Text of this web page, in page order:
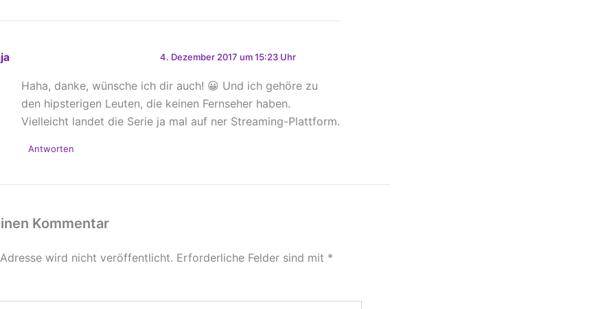
4. Dezember 2017 um 15:23 Uhr
Haha, danke, wünsche ich dir auch! 😀 Und ich gehöre zu
den hipsterigen Leuten, die keinen Fernseher haben.
Vielleicht landet die Serie ja mal auf ner Streaming-Plattform.
Antworten
Kommentar
wird nicht veröffentlicht. Erforderliche Felder sind mit *